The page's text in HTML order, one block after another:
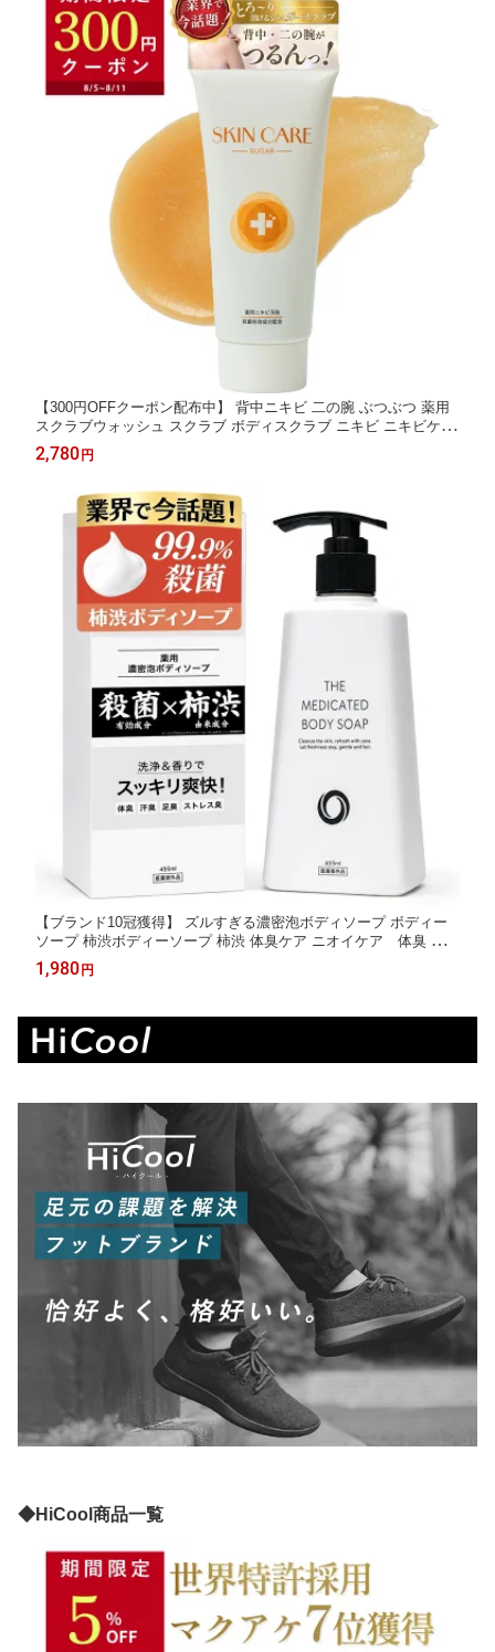
【300円OFFクーポン配布中】 背中ニキビ 二の腕 ぶつぶつ 薬用
スクラブウォッシュ スクラブ ボディスクラブ ニキビ ニキビケア
背中ニキビ シュガースクラブ 二の腕 ぶつぶつ 毛穴 毛穴ケア 黒
ずみ 角質 保湿 角質ケア シュガースクラブ 医薬部外品 ギフト Co
2,780 円
【ブランド10冠獲得】 ズルすぎる濃密泡ボディソープ ボディー
ソープ 柿渋ボディーソープ 柿渋 体臭ケア ニオイケア 体臭 加齢
臭 汗臭 ニオイ対策 デオドラント 殺菌 保湿 薬用 メンズ 男女兼用
泡 ボディウォッシュ ボディソープ ギフト プレゼント Coneflake
1,980 円
◆HiCool商品一覧